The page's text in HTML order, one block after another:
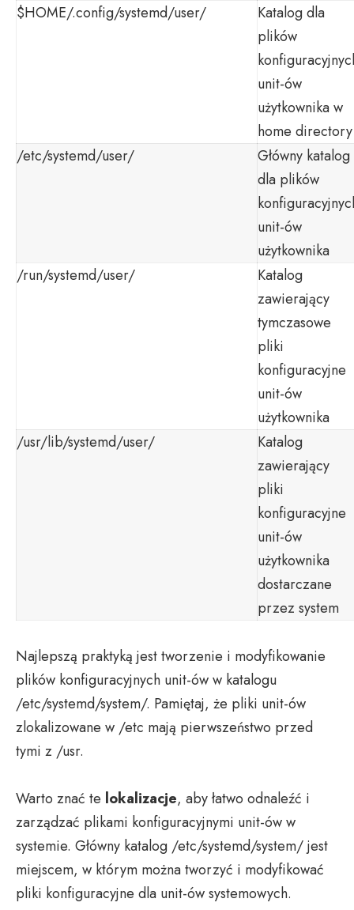
$HOME/.config/systemd/user/
Katalog dla
plików
unit-ów
użytkownika w
home directory
/etc/systemd/user/
Główny katalog
dla plików
unit-ów
użytkownika
/run/systemd/user/
Katalog
zawierający
tymczasowe
pliki
konfiguracyjne
unit-ów
użytkownika
/usr/lib/systemd/user/
Katalog
zawierający
pliki
konfiguracyjne
unit-ów
użytkownika
dostarczane
przez system
Najlepszą praktyką jest tworzenie i modyfikowanie
plików konfiguracyjnych unit-ów w katalogu
/etc/systemd/system/. Pamiętaj, że pliki unit-ów
zlokalizowane w /etc mają pierwszeństwo przed
tymi z /usr.
Warto znać te lokalizacje, aby łatwo odnaleźć i
zarządzać plikami konfiguracyjnymi unit-ów w
systemie. Główny katalog /etc/systemd/system/ jest
miejscem, w którym można tworzyć i modyfikować
pliki konfiguracyjne dla unit-ów systemowych.